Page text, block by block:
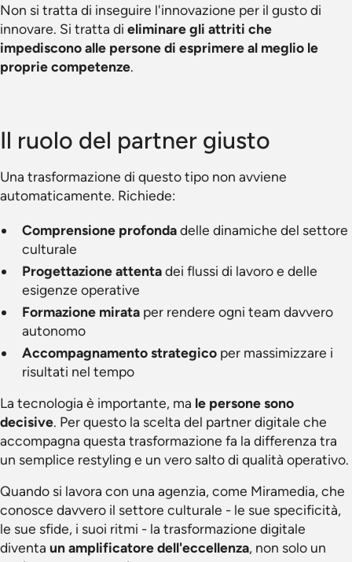
Non si tratta di inseguire l'innovazione per il gusto di
innovare. Si tratta di eliminare gli attriti che
impediscono alle persone di esprimere al meglio le
proprie competenze.
Il ruolo del partner giusto
Una trasformazione di questo tipo non avviene
automaticamente. Richiede:
Comprensione profondadelle dinamiche del settore
culturale
Progettazione attentadei flussi di lavoro e delle
esigenze operative
Formazione mirata per rendere ogni team davvero
autonomo
Accompagnamento strategico per massimizzare i
risultati nel tempo
La tecnologia è importante, ma le persone sono
decisive. Per questo la scelta del partner digitale che
accompagna questa trasformazione fa la differenza tra
un semplice restyling e un vero salto di qualità operativo.
Quando si lavora con una agenzia, come Miramedia, che
conosce davvero il settore culturale - le sue specificità,
le sue sfide, i suoi ritmi - la trasformazione digitale
diventa un amplificatore dell'eccellenza, non solo un